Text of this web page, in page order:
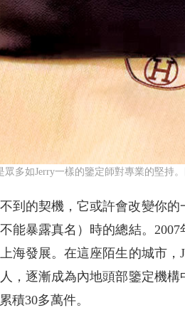
多如Jerry一樣的鑒定師對專業的堅持
到的契機，它或許會改變你
能暴露真名）時的總結。
海發展。在這座陌生的城市
，逐漸成為內地頭部鑒定機
積30多萬件。